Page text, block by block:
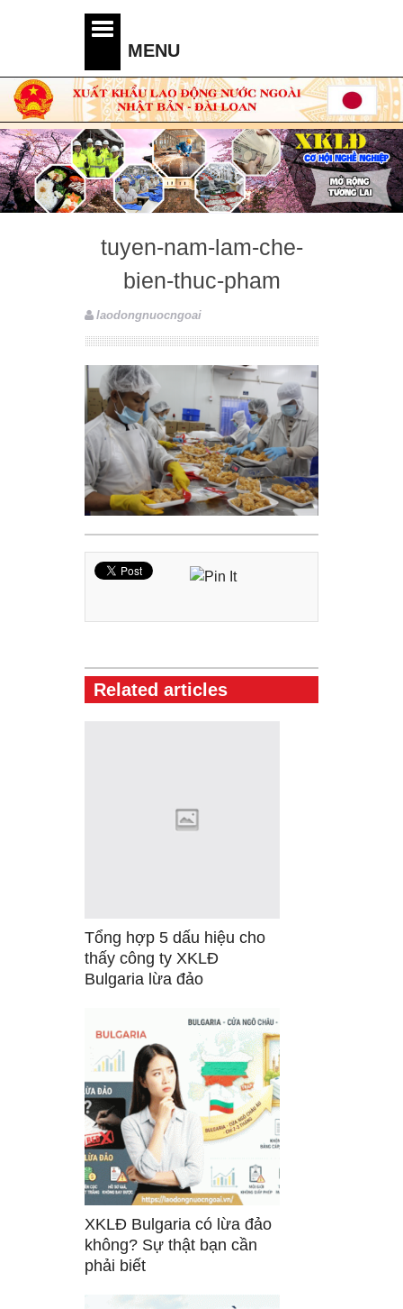
tuyen-nam-lam-che-
bien-thuc-pham
laodongnuocngoai
Related articles
Tổng hợp 5 dấu hiệu cho
thấy công ty XKLĐ
Bulgaria lừa đảo
XKLĐ Bulgaria có lừa đảo
không? Sự thật bạn cần
phải biết